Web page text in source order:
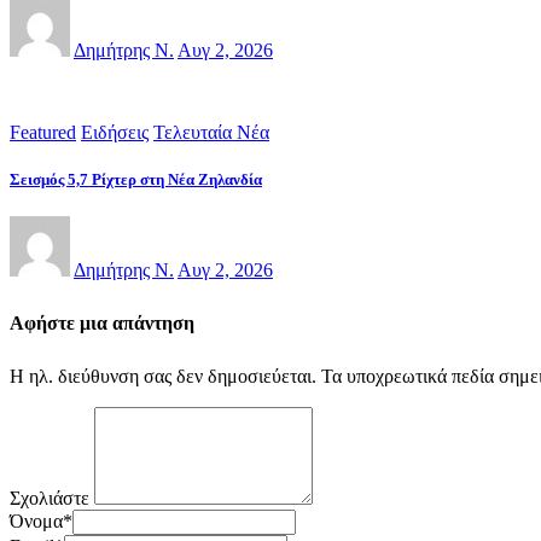
Δημήτρης Ν. Αυγ 2, 2026
Featured Ειδήσεις Τελευταία Νέα
Σεισμός 5,7 Ρίχτερ στη Νέα Ζηλανδία
Δημήτρης Ν. Αυγ 2, 2026
Αφήστε μια απάντηση
Η ηλ. διεύθυνση σας δεν δημοσιεύεται. Τα υποχρεωτικά πεδία
Σχολιάστε
Όνομα*